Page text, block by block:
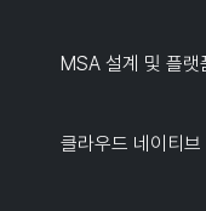
MSA 설계 및 플랫
클라우드 네이티